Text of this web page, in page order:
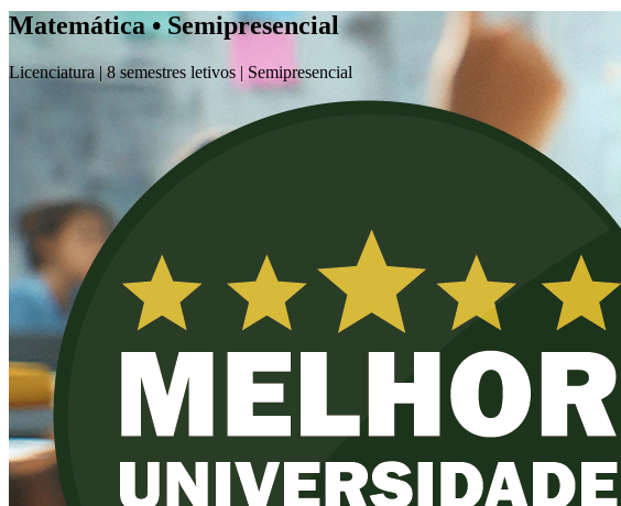
Matemática • Semipresencial
Licenciatura |8 semestres letivos | Semipresencial